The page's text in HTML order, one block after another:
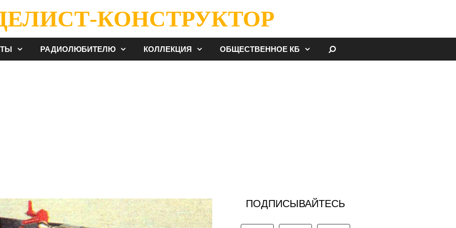
КОНСТРУКТОР
РАДИОЛЮБИТЕЛЮ КОЛЛЕКЦИЯ ОБЩЕСТВЕННОЕ КБ
ПОДПИСЫВАЙТЕСЬ